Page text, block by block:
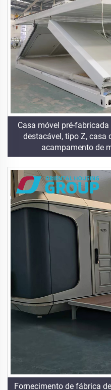
Casa móvel pré-
destacável, tipo Z, casa
acampamento de
Fornecimento de fábrica